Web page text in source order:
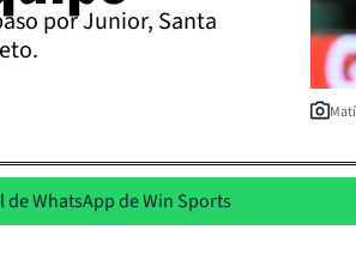
por Junior, Santa
WhatsApp de Win Sports